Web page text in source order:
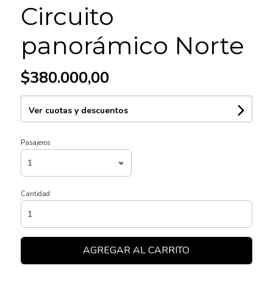
Circuito
panorámico Norte
$380.000,00
Ver cuotas y descuentos
Pasajeros
Cantidad
AGREGAR AL CARRITO